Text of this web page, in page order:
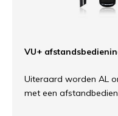
VU+
Uiteraard worden AL
met een